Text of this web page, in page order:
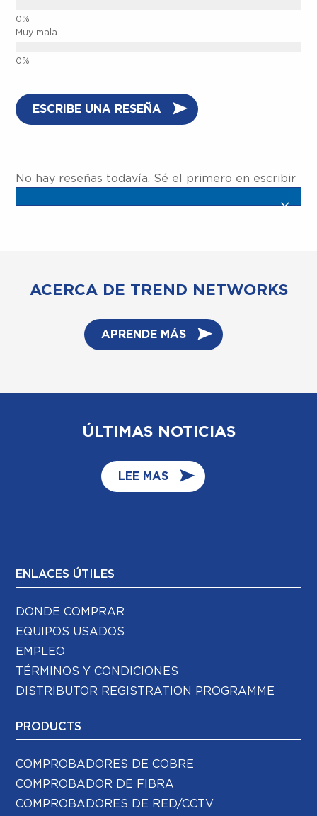
Muy mala
ESCRIBE UNA RESEÑA
No hay reseñas todavía. Sé el primero en escribir
ACERCA DE TREND NETWORKS
APRENDE MÁS
ÚLTIMAS NOTICIAS
LEE MAS
ENLACES ÚTILES
DONDE COMPRAR
EQUIPOS USADOS
EMPLEO
TÉRMINOS Y CONDICIONES
DISTRIBUTOR REGISTRATION PROGRAMME
PRODUCTS
COMPROBADORES DE COBRE
COMPROBADOR DE FIBRA
COMPROBADORES DE RED/CCTV